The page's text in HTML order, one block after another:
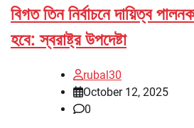
বিগত তিন নির্বাচনে দায়িত্ব
হবে: স্বরাষ্ট্র উপদেষ্টা
rubal30
October 12, 2025
0